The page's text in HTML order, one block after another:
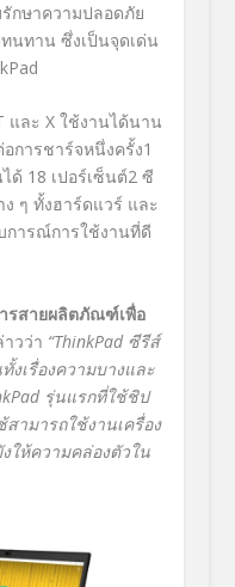
กษาความปลอดภัย
นทาน ซึ่งเป็นจุดเด่น
และ X ใช้งานได้นาน
การชาร์จหนึ่งครั้ง1
ด้ 18 เปอร์เซ็นต์2ซี
ง ๆ ทั้งฮาร์ดแวร์ และ
การณ์การใช้งานที่ดี
รสายผลิตภัณฑ์เพื่อ
วว่า “ThinkPad ซีรีส์
งเรื่องความบางและ
รุ่นแรกที่ใช้ชิป
ามารถใช้งานเครื่อง
ให้ความคล่องตัวใน